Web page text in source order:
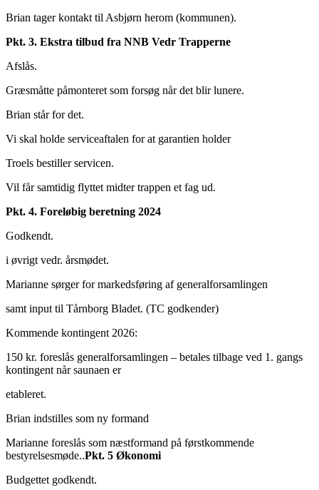
Brian tager kontakt til Asbjørn herom (kommunen).
Pkt. 3. Ekstra tilbud fra NNB Vedr Trapperne
Afslås.
Græsmåtte påmonteret som forsøg når det blir lunere.
Brian står for det.
Vi skal holde serviceaftalen for at garantien holder
Troels bestiller servicen.
Vil får samtidig flyttet midter trappen et fag ud.
Pkt. 4. Foreløbig beretning 2024
Godkendt.
i øvrigt vedr. årsmødet.
Marianne sørger for markedsføring af generalforsamlingen
samt input til Tårnborg Bladet. (TC godkender)
Kommende kontingent 2026:
150 kr. foreslås generalforsamlingen – betales tilbage ved 1. gangs
kontingent når saunaen er
etableret.
Brian indstilles som ny formand
Marianne foreslås som næstformand på førstkommende
bestyrelsesmøde..Pkt. 5 Økonomi
Budgettet godkendt.